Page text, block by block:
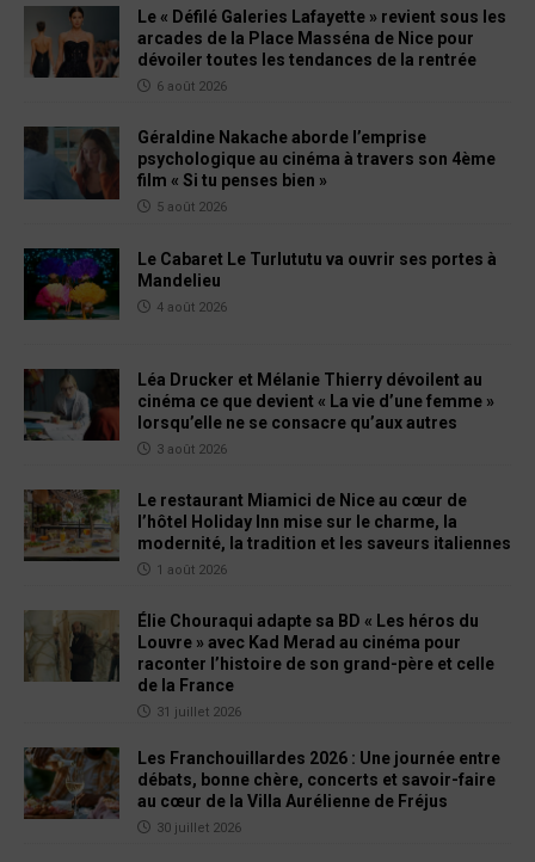
Le « Défilé Galeries Lafayette » revient sous les
arcades de la Place Masséna de Nice pour
dévoiler toutes les tendances de la rentrée
6 août 2026
Géraldine Nakache aborde l’emprise
psychologique au cinéma à travers son 4ème
film « Si tu penses bien »
5 août 2026
Le Cabaret Le Turlututu va ouvrir ses portes à
Mandelieu
4 août 2026
Léa Drucker et Mélanie Thierry dévoilent au
cinéma ce que devient « La vie d’une femme »
lorsqu’elle ne se consacre qu’aux autres
3 août 2026
Le restaurant Miamici de Nice au cœur de
l’hôtel Holiday Inn mise sur le charme, la
modernité, la tradition et les saveurs italiennes
1 août 2026
Élie Chouraqui adapte sa BD « Les héros du
Louvre » avec Kad Merad au cinéma pour
raconter l’histoire de son grand-père et celle
de la France
31 juillet 2026
Les Franchouillardes 2026 : Une journée entre
débats, bonne chère, concerts et savoir-faire
au cœur de la Villa Aurélienne de Fréjus
30 juillet 2026